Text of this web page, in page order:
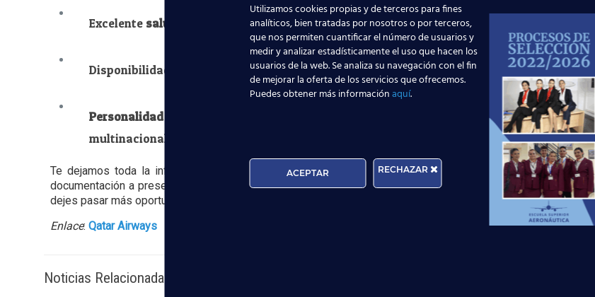
Excelente salud y condición física.
Disponibilidad para trasladarsea Doha, Qatar.
Personalidadextrovertida con buenas habilidades interpersonales y la capacidad de
multinacional.
Te dejamos toda la información para que no pierdas esta oportunidad y visualices todos los detalles
documentación a presentar. Y si aun no lo tienes, puedes obtener tutítulo TCP homologadocontactando
dejes pasar más oportunidades!
Enlace:Qatar Airways
Noticias Relacionadas
Utilizamos cookies propias y de terceros para fines
analíticos, bien tratadas por nosotros o por terceros,
que nos permiten cuantificar el número de usuarios y
medir y analizar estadísticamente el uso que hacen los
usuarios de la web. Se analiza su navegación con el fin
de mejorar la oferta de los servicios que ofrecemos.
Puedes obtener más informaciónaquí.
ACEPTAR RECHAZAR